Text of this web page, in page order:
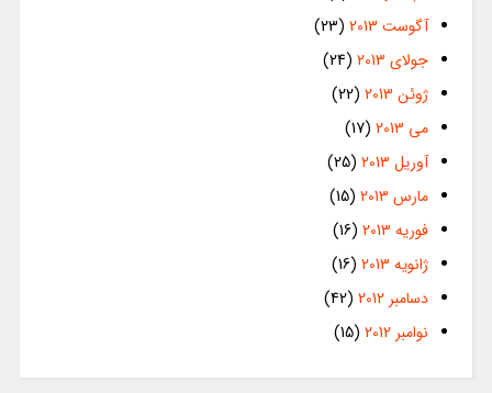
آگوست 2013
(23)
جولای 2013
(24)
ژوئن 2013
(22)
می 2013
(17)
آوریل 2013
(25)
مارس 2013
(15)
فوریه 2013
(16)
ژانویه 2013
(16)
دسامبر 2012
(42)
نوامبر 2012
(15)